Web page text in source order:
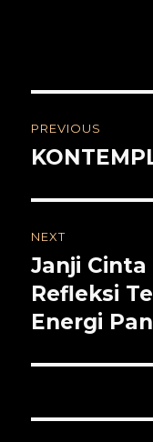
navigation
PREVIOUS
Previous
NEXT
Next
post:
Janji Cinta
Refleksi
Energi